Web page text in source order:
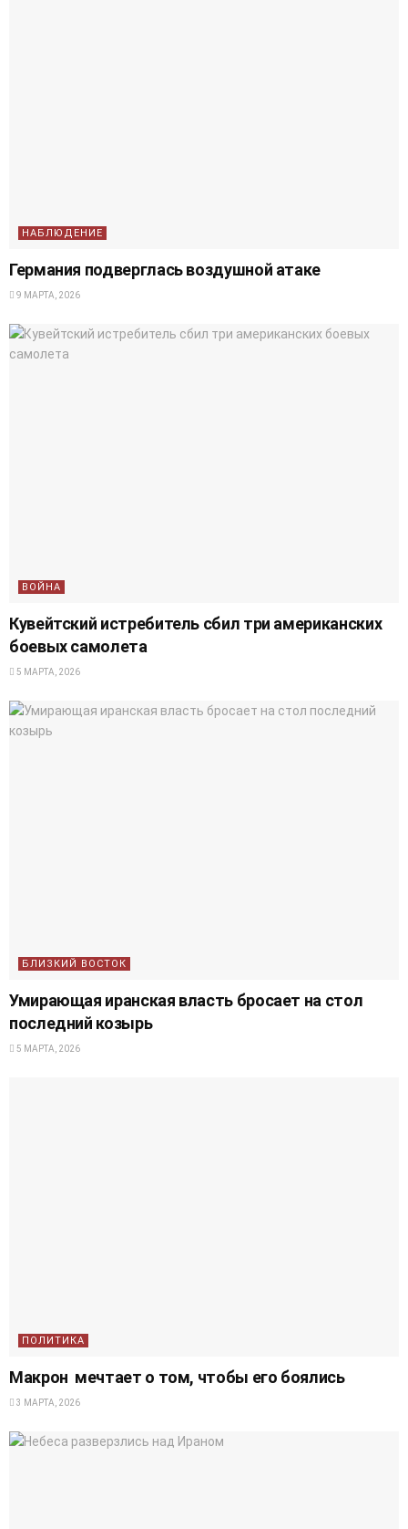
НАБЛЮДЕНИЕ
Германия подверглась воздушной атаке
9 МАРТА, 2026
ВОЙНА
Кувейтский истребитель сбил три американских
боевых самолета
5 МАРТА, 2026
БЛИЗКИЙ ВОСТОК
Умирающая иранская власть бросает на стол
последний козырь
5 МАРТА, 2026
ПОЛИТИКА
Макрон мечтает о том, чтобы его боялись
3 МАРТА, 2026